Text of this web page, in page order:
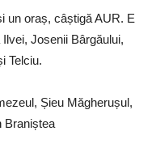
un oraș, câștigă AUR. E
Josenii Bârgăului,
Telciu.
Șieu Măgherușul,
Braniștea